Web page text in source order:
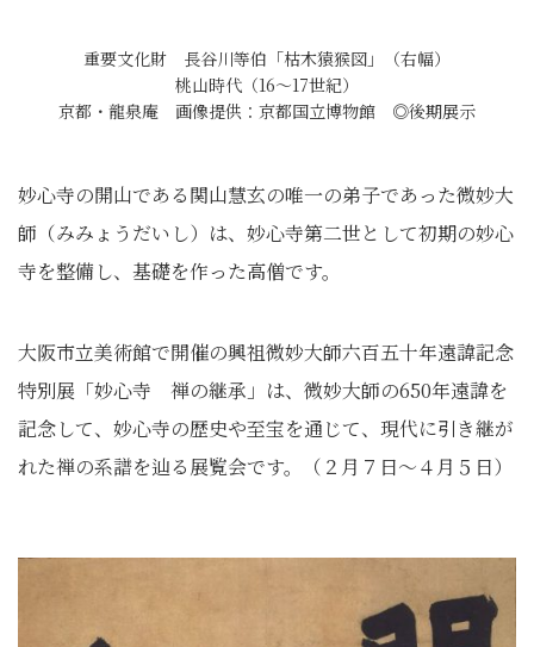
重要文化財 長谷川等伯「枯木猿猴図」（右幅）
桃山時代（16～17世紀）
京都・龍泉庵 画像提供：京都国立博物館 ◎後期展示
妙心寺の開山である関山慧玄の唯一の弟子であった微妙大
師（みみょうだいし）は、妙心寺第二世として初期の妙心
寺を整備し、基礎を作った高僧です。
大阪市立美術館で開催の興祖微妙大師六百五十年遠諱記念
特別展「妙心寺 禅の継承」は、微妙大師の650年遠諱を
記念して、妙心寺の歴史や至宝を通じて、現代に引き継が
れた禅の系譜を辿る展覧会です。（２月７日～４月５日）